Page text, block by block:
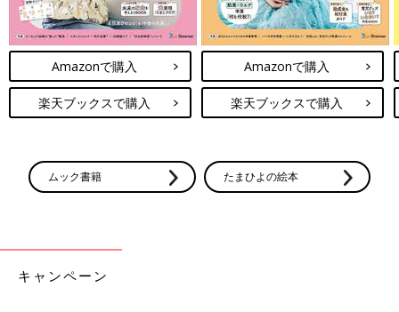
Amazonで購入
楽天ブックスで購入
Amazonで購入
楽天ブックスで購入
ムック書籍 たまひよの絵本
キャンペーン